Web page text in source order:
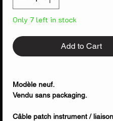
Only 7 left in stock
Add to Cart
Modèle neuf.
Vendu sans packaging.
Câble patch instrument /